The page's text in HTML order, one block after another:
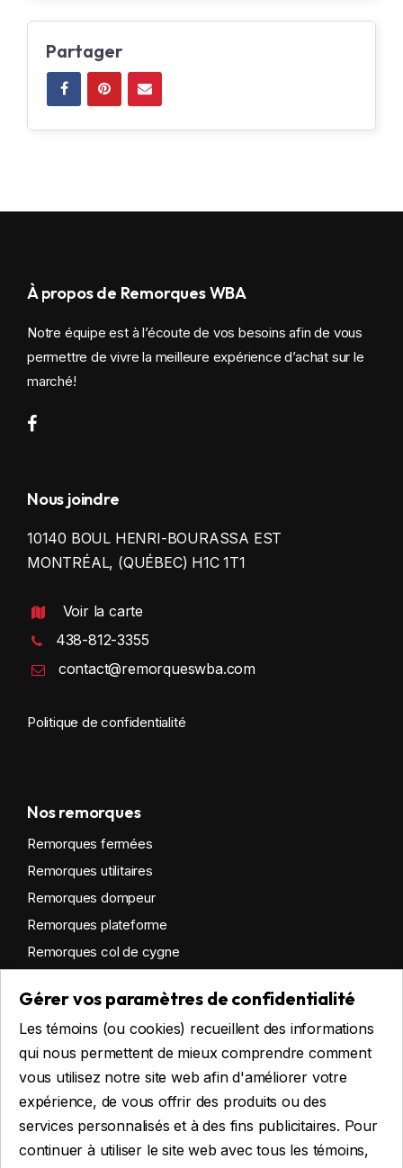
Partager
Gérer vos paramètres de confidentialité
Les témoins (ou cookies) recueillent des informations
qui nous permettent de mieux comprendre comment
vous utilisez notre site web afin d'améliorer votre
expérience, de vous offrir des produits ou des
services personnalisés et à des fins publicitaires. Pour
continuer à utiliser le site web avec tous les témoins,
À propos de Remorques WBA
Notre équipe est à l’écoute de vos besoins afin de vous
permettre de vivre la meilleure expérience d’achat sur le
marché!
Nous joindre
10140 BOUL HENRI-BOURASSA EST
MONTRÉAL, (QUÉBEC) H1C 1T1
Voir la carte
438-812-3355
contact@remorqueswba.com
Politique de confidentialité
Nos remorques
Remorques fermées
Remorques utilitaires
Remorques dompeur
Remorques plateforme
Remorques col de cygne
Remorques sur mesure
Location
Obtenir du financement
Financement commercial